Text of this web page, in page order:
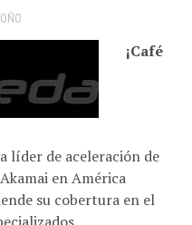
¡Café
líder de aceleración de
en América
su cobertura en el